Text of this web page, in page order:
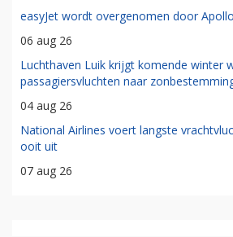
easyJet wordt overgenomen door
06 aug 26
Luchthaven Luik krijgt komende winter
passagiersvluchten naar
04 aug 26
National Airlines voert langste
ooit uit
07 aug 26